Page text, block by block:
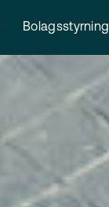
Bolagsstyrning